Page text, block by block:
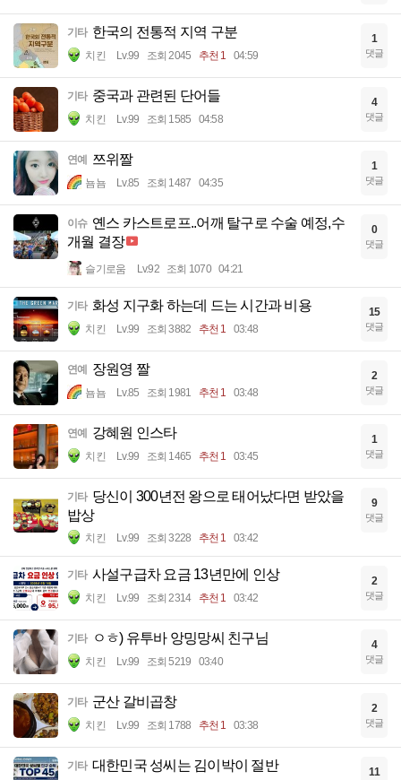
기타 한국의 전통적 지역 구분
치킨 Lv.99 조회 2045 추천 1 04:59
1
댓글
기타 중국과 관련된 단어들
치킨 Lv.99 조회 1585 04:58
4
댓글
연예 쯔위짤
뇸뇸 Lv.85 조회 1487 04:35
1
댓글
이슈 옌스 카스트로프..어깨 탈구로 수술 예정,수
개월 결장
슬기로움 Lv.92 조회 1070 04:21
0
댓글
기타 화성 지구화 하는데 드는 시간과 비용
치킨 Lv.99 조회 3882 추천 1 03:48
15
댓글
연예 장원영 짤
뇸뇸 Lv.85 조회 1981 추천 1 03:48
2
댓글
연예 강혜원 인스타
치킨 Lv.99 조회 1465 추천 1 03:45
1
댓글
기타 당신이 300년전 왕으로 태어났다면 받았을
밥상
치킨 Lv.99 조회 3228 추천 1 03:42
9
댓글
기타 사설구급차 요금 13년만에 인상
치킨 Lv.99 조회 2314 추천 1 03:42
2
댓글
기타 ㅇㅎ) 유투바 앙밍망씨 친구님
치킨 Lv.99 조회 5219 03:40
4
댓글
기타 군산 갈비곱창
치킨 Lv.99 조회 1788 추천 1 03:38
2
댓글
기타 대한민국 성씨는 김이박이 절반 11